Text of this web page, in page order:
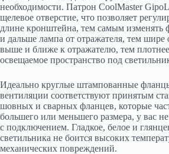
необходимости. Патрон CoolMaster
щелевое отверстие, что позволяет
длине кронштейна, тем самым изменять
и дальше лампа от отражателя, тем шире
выше и ближе к отражателю, тем
освещаемое пространство под
Идеально круглые штампованные
вентиляции соответствуют принятым
шовных и сварных фланцев, которые
большего или меньшего размера, у вас
с подключением. Гладкое, белое и
светильника не боится высоких
механических повреждений.